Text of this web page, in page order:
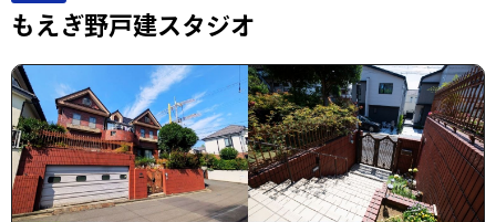
もえぎ野戸建スタジオ